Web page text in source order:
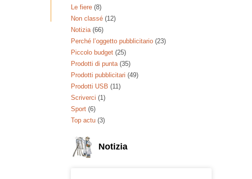
Le fiere (8)
Non classé (12)
Notizia (66)
Perché l’oggetto pubblicitario (23)
Piccolo budget (25)
Prodotti di punta (35)
Prodotti pubblicitari (49)
Prodotti USB (11)
Scriverci (1)
Sport (6)
Top actu (3)
Notizia